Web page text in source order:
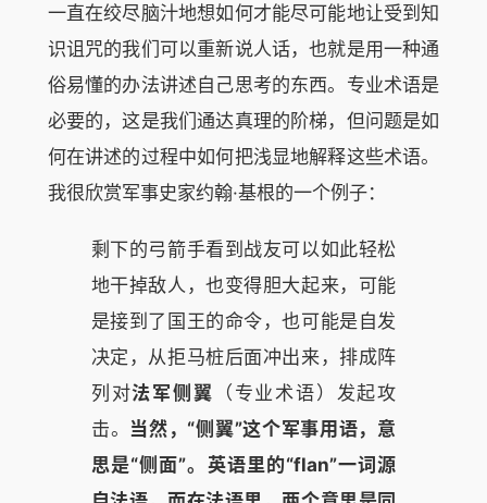
一直在绞尽脑汁地想如何才能尽可能地让受到知
识诅咒的我们可以重新说人话，也就是用一种通
俗易懂的办法讲述自己思考的东西。专业术语是
必要的，这是我们通达真理的阶梯，但问题是如
何在讲述的过程中如何把浅显地解释这些术语。
我很欣赏军事史家约翰·基根的一个例子：
剩下的弓箭手看到战友可以如此轻松
地干掉敌人，也变得胆大起来，可能
是接到了国王的命令，也可能是自发
决定，从拒马桩后面冲出来，排成阵
列对法军侧翼 （专业术语）发起攻
击。 当然，“侧翼”这个军事用语，意
思是“侧面”。英语里的“flan”一词源